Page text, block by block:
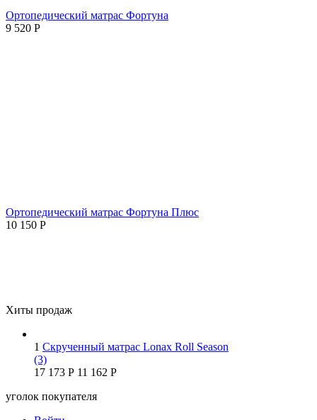
Ортопедический матрас Фортуна
9 520 Р
Ортопедический матрас Фортуна Плюс
10 150 Р
Хиты продаж
1 Скрученный матрас Lonax Roll Season
(3)
17 173 Р 11 162 Р
уголок покупателя